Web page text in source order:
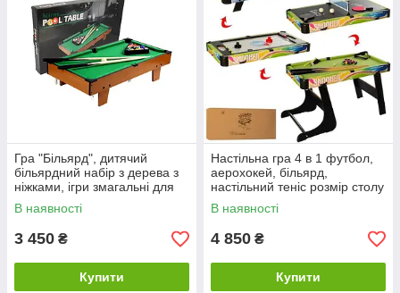
Гра "Більярд", дитячий
більярдний набір з дерева з
ніжками, ігри змагальні для
хлопчиків від 3 років
В наявності
3 450 ₴
Купити
Настільна гра 4 в 1 футбол,
аерохокей, більярд,
настільний теніс розмір столу
76*41
В наявності
4 850 ₴
Купити